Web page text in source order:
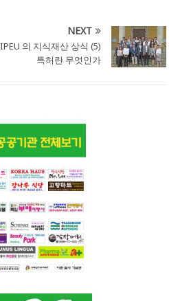
NEXT
의 지식재산 상식 (5)
특허란 무엇인가